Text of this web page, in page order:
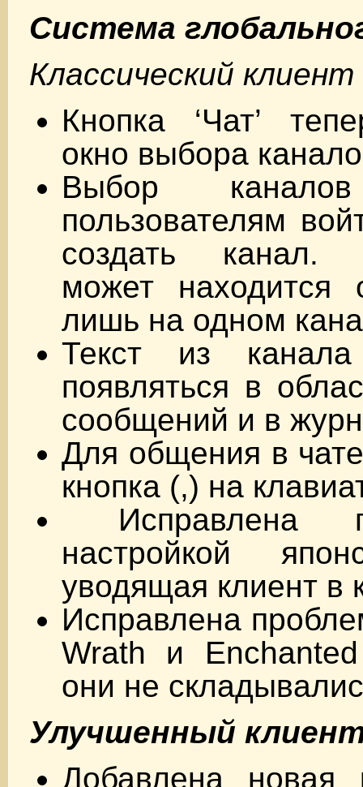
Система
Классический
Кнопка ‘Чат’
окно выбора
Выбор
пользователям
создать канал.
может находится
лишь на одном
Текст из
появляться в
сообщений и в
Для общения в
кнопка (,) на
Исправлена
настройкой
уводящая клиент в
Исправлена
Wrath и
они не
Улучшенный
Добавлена новая